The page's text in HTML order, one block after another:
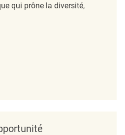
qui prône la diversité,
Service Supervisor REQ140343